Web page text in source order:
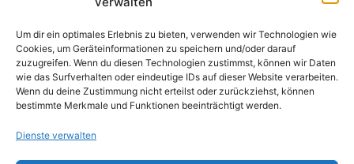
Um dir ein optimales Erlebnis zu bieten, verwenden wir Technologien wie
Cookies, um Geräteinformationen zu speichern und/oder darauf
zuzugreifen. Wenn du diesen Technologien zustimmst, können wir Daten
wie das Surfverhalten oder eindeutige IDs auf dieser Website verarbeiten.
Wenn du deine Zustimmung nicht erteilst oder zurückziehst, können
bestimmte Merkmale und Funktionen beeinträchtigt werden.
Dienste verwalten
Kontakt
Cookie-Richtlinie (EU)